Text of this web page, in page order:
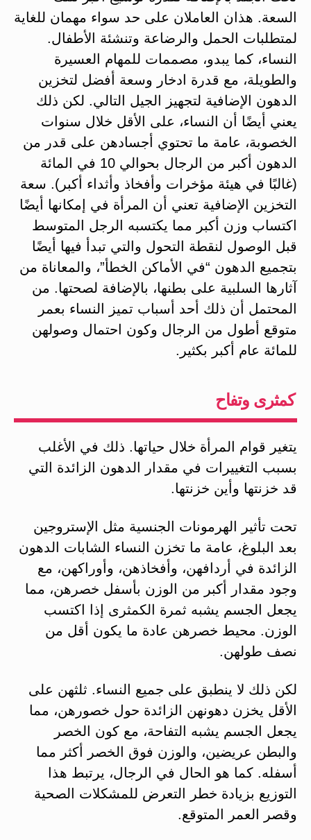
السعة. هذان العاملان على حد سواء مهمان للغاية
لمتطلبات الحمل والرضاعة وتنشئة الأطفال.
النساء، كما يبدو، مصممات للمهام العسيرة
والطويلة، مع قدرة ادخار وسعة أفضل لتخزين
الدهون الإضافية لتجهيز الجيل التالي. لكن ذلك
يعني أيضًا أن النساء، على الأقل خلال سنوات
الخصوبة، عامة ما تحتوي أجسادهن على قدر من
الدهون أكبر من الرجال بحوالي 10 في المائة
(غالبًا في هيئة مؤخرات وأفخاذ وأثداء أكبر). سعة
التخزين الإضافية تعني أن المرأة في إمكانها أيضًا
اكتساب وزن أكبر مما يكتسبه الرجل المتوسط
قبل الوصول لنقطة التحول والتي تبدأ فيها أيضًا
بتجميع الدهون “في الأماكن الخطأ”، والمعاناة من
آثارها السلبية على بطنها، بالإضافة لصحتها. من
المحتمل أن ذلك أحد أسباب تميز النساء بعمر
متوقع أطول من الرجال وكون احتمال وصولهن
للمائة عام أكبر بكثير.
كمثرى وتفاح
يتغير قوام المرأة خلال حياتها. ذلك في الأغلب
بسبب التغييرات في مقدار الدهون الزائدة التي
قد خزنتها وأين خزنتها.
تحت تأثير الهرمونات الجنسية مثل الإستروجين
بعد البلوغ، عامة ما تخزن النساء الشابات الدهون
الزائدة في أردافهن، وأفخاذهن، وأوراكهن، مع
وجود مقدار أكبر من الوزن بأسفل خصرهن، مما
يجعل الجسم يشبه ثمرة الكمثرى إذا اكتسب
الوزن. محيط خصرهن عادة ما يكون أقل من
نصف طولهن.
لكن ذلك لا ينطبق على جميع النساء. ثلثهن على
الأقل يخزن دهونهن الزائدة حول خصورهن، مما
يجعل الجسم يشبه التفاحة، مع كون الخصر
والبطن عريضين، والوزن فوق الخصر أكثر مما
أسفله. كما هو الحال في الرجال، يرتبط هذا
التوزيع بزيادة خطر التعرض للمشكلات الصحية
وقصر العمر المتوقع.